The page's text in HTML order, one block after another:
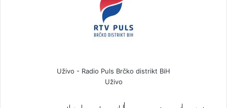
Uživo - Radio Puls Brčko distrikt BiH
Uživo